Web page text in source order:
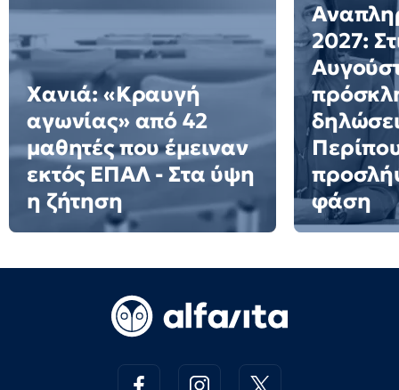
Χανιά: «Κραυγή
αγωνίας» από 42
μαθητές που έμειναν
εκτός ΕΠΑΛ - Στα ύψη
η ζήτηση
2027:
φάση